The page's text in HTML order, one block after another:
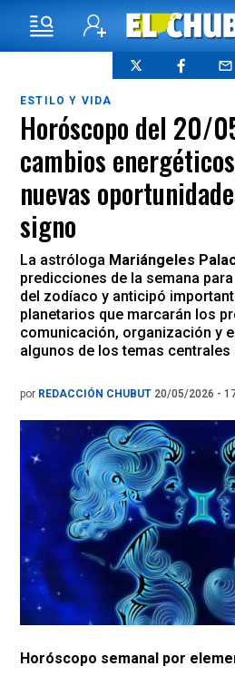
ESTILO Y VIDA
Horóscopo del 20/
cambios
nuevas
signo
La astróloga Mariángeles
predicciones de la semana
del zodíaco y anticipó
planetarios que marcarán los
comunicación, organización y
algunos de los temas centrales
por REDACCIÓN CHUBUT 20/05/2026 -
Horóscopo semanal por